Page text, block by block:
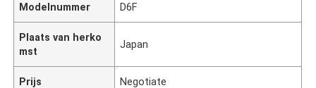
Modelnummer D6F
Plaats van herko
mst
Japan
Prijs Negotiate